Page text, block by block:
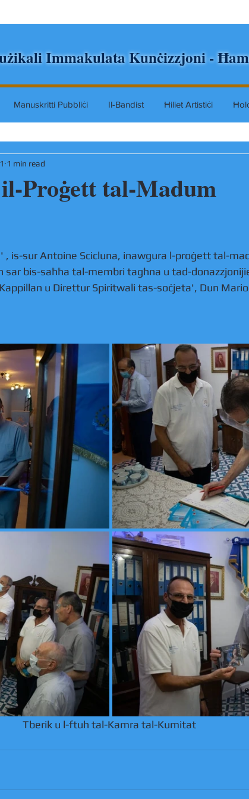
Immakulata Kunċizzjoni -
Manuskritti Pubbliċi Il-Bandist Ħiliet Artistiċi
Proġett tal-Madum
1 min read
, is-sur Antoine Scicluna, inawgura l-proġett tal-
sar bis-saħħa tal-membri tagħna u tad-
u Direttur Spiritwali tas-soċjeta', Dun
Tberik u l-ftuh tal-Kamra tal-Kumitat